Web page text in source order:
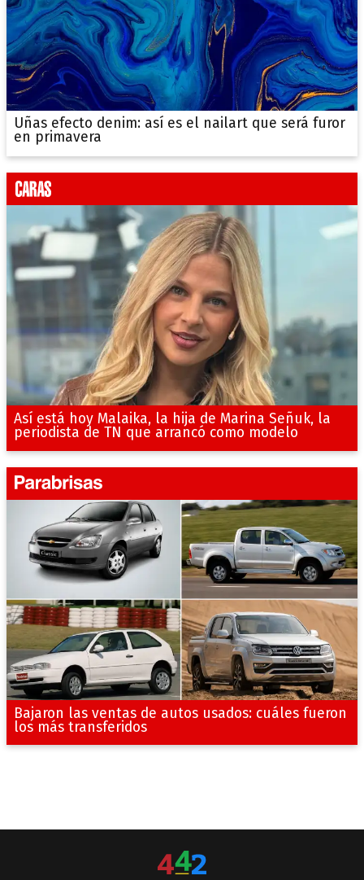
Uñas efecto denim: así es el nailart que será furor
en primavera
Así está hoy Malaika, la hija de Marina Señuk, la
periodista de TN que arrancó como modelo
Bajaron las ventas de autos usados: cuáles fueron
los más transferidos